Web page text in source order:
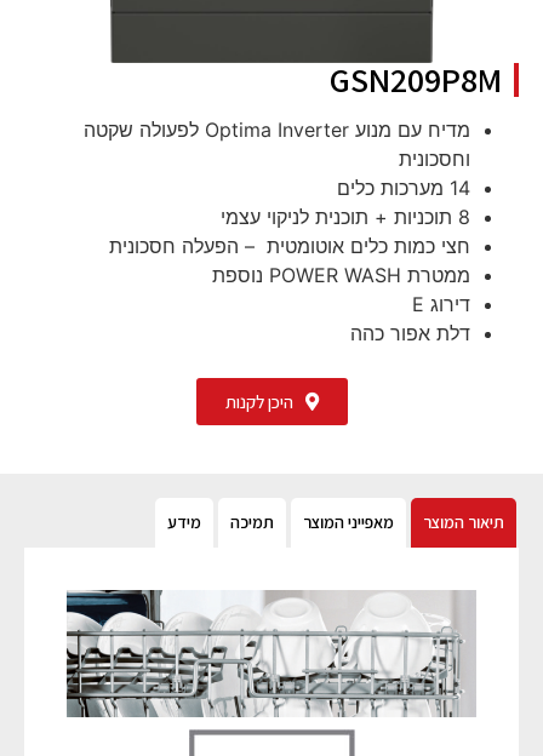
GSN209P8M
מדיח עם מנוע Optima Inverter לפעולה שקטה
וחסכונית
14 מערכות כלים
8 תוכניות + תוכנית לניקוי עצמי
חצי כמות כלים אוטומטית – הפעלה חסכונית
ממטרת POWER WASH נוספת
דירוג E
דלת אפור כהה
היכן לקנות
תיאור המוצר מאפייני המוצר תמיכה מידע